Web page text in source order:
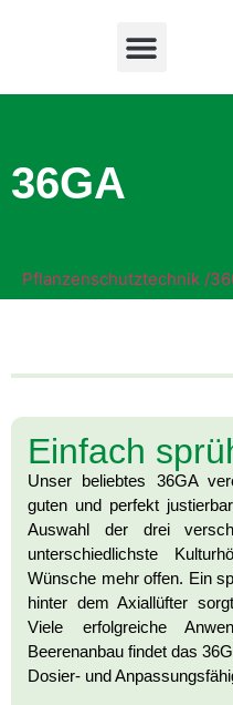
36GA
Pflanzenschutztechnik /
Einfach
Unser beliebtes 36GA
guten und perfekt
Auswahl der drei
unterschiedlichste
Wünsche mehr offen. Ein
hinter dem Axiallüfter
Viele erfolgreiche
Beerenanbau findet das
Dosier- und